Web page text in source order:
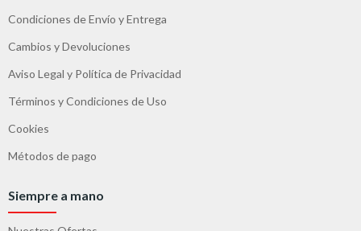
Condiciones de Envío y Entrega
Cambios y Devoluciones
Aviso Legal y Política de Privacidad
Términos y Condiciones de Uso
Cookies
Métodos de pago
Siempre a mano